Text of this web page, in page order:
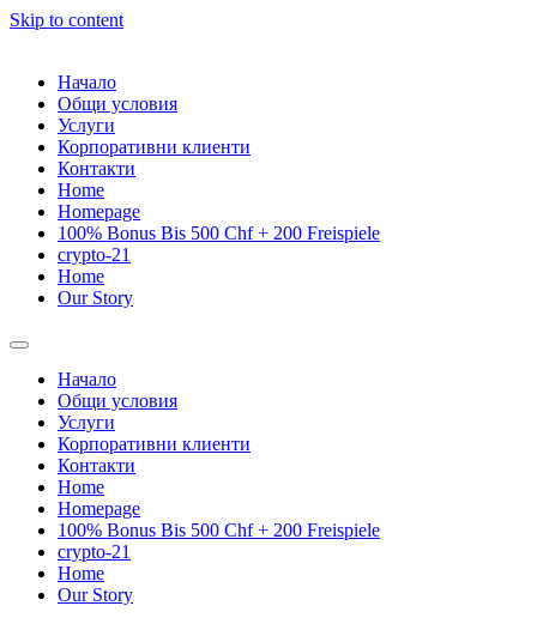
Skip to content
Начало
Общи условия
Услуги
Корпоративни клиенти
Контакти
Home
Homepage
100% Bonus Bis 500 Chf + 200 Freispiele
crypto-21
Home
Our Story
Начало
Общи условия
Услуги
Корпоративни клиенти
Контакти
Home
Homepage
100% Bonus Bis 500 Chf + 200 Freispiele
crypto-21
Home
Our Story